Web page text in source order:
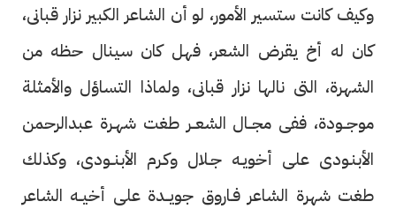
وكيف كانت ستسير الأمور، لو أن الشاعر الكبير نزار قبانى،
كان له أخ يقرض الشعر، فهل كان سينال حظه من
الشهرة، التى نالها نزار قبانى، ولماذا التساؤل والأمثلة
موجــودة، ففى مجــال الشعــر طغت شهـرة عبدالرحمن
الأبنـودى على أخويـه جـلال وكـرم الأبنــودى، وكذلك
طغت شهرة الشاعر فـاروق جويــدة على أخيــه الشاعر